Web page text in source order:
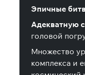
Эпичные
Адекватную
головой
Множество
комплекса и